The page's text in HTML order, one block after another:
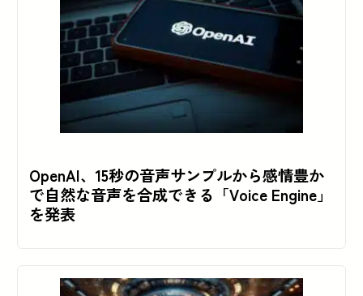
OpenAI、15秒の音声サンプルから感情豊か
で自然な音声を合成できる「Voice Engine」
を発表